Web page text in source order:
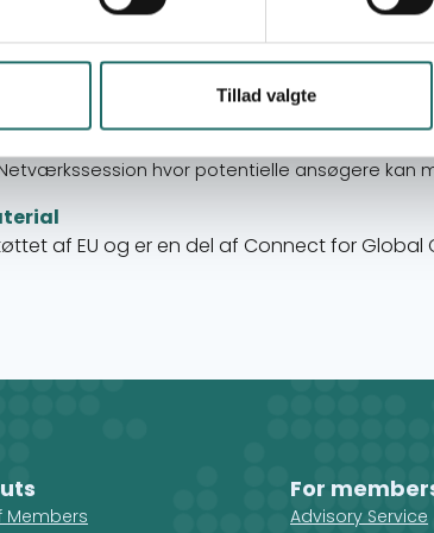
Tillad valgte
Panelsamtale om erfaringskataloget
’De mest
folk i Danmark’fra puljens første fire år.
Kaffepause
Indblik i aktiviteter og rammer det kommende år
Kaffepause
hvor potentielle ansøgere kan
af EU og er en del af Connect for Global
Members
For
Advisory Service